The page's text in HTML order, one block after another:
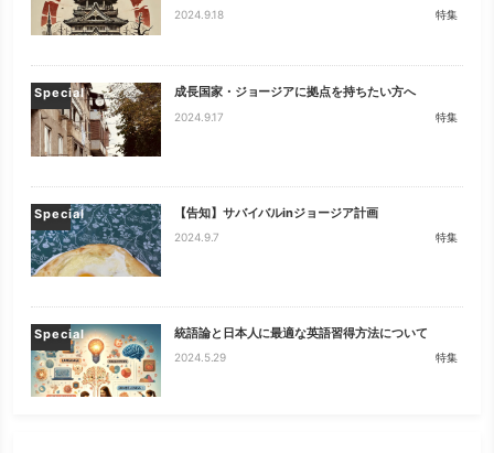
2024.9.18 特集
Special 成長国家・ジョージアに拠点を持ちたい方へ
2024.9.17 特集
Special 【告知】サバイバルinジョージア計画
2024.9.7 特集
Special 統語論と日本人に最適な英語習得方法について
2024.5.29 特集